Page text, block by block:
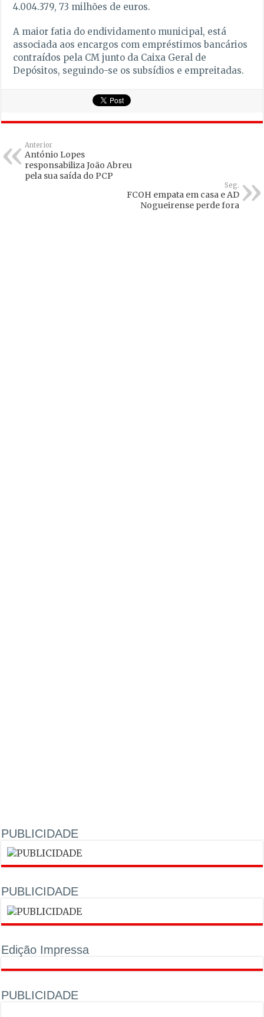
4.004.379, 73 milhões de euros.
A maior fatia do endividamento municipal, está
associada aos encargos com empréstimos bancários
contraídos pela CM junto da Caixa Geral de
Depósitos, seguindo-se os subsídios e empreitadas.
Anterior
António Lopes
responsabiliza João Abreu
pela sua saída do PCP
Seg.
FCOH empata em casa e AD
Nogueirense perde fora
PUBLICIDADE
PUBLICIDADE
Edição Impressa
PUBLICIDADE